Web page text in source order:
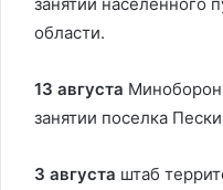
области.
13 августа
занятии поселка
3 августа штаб